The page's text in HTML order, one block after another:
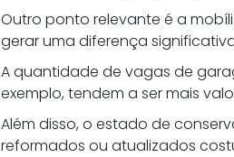
Outro ponto relevante é a
gerar uma diferença
A quantidade de vagas de
exemplo, tendem a ser mais
Além disso, o estado de
reformados ou atualizados